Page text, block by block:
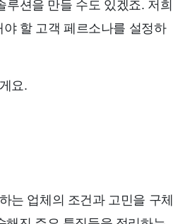
션을 만들 수도 있겠죠. 저희
할 고객 페르소나를 설정하
요.
는 업체의 조건과 고민을 구체